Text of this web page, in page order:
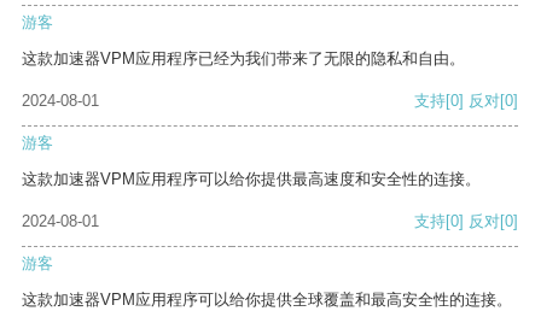
游客
这款加速器VPM应用程序已经为我们带来了无限的隐私和自由。
2024-08-01 支持[0] 反对[0]
游客
这款加速器VPM应用程序可以给你提供最高速度和安全性的连接。
2024-08-01 支持[0] 反对[0]
游客
这款加速器VPM应用程序可以给你提供全球覆盖和最高安全性的连接。